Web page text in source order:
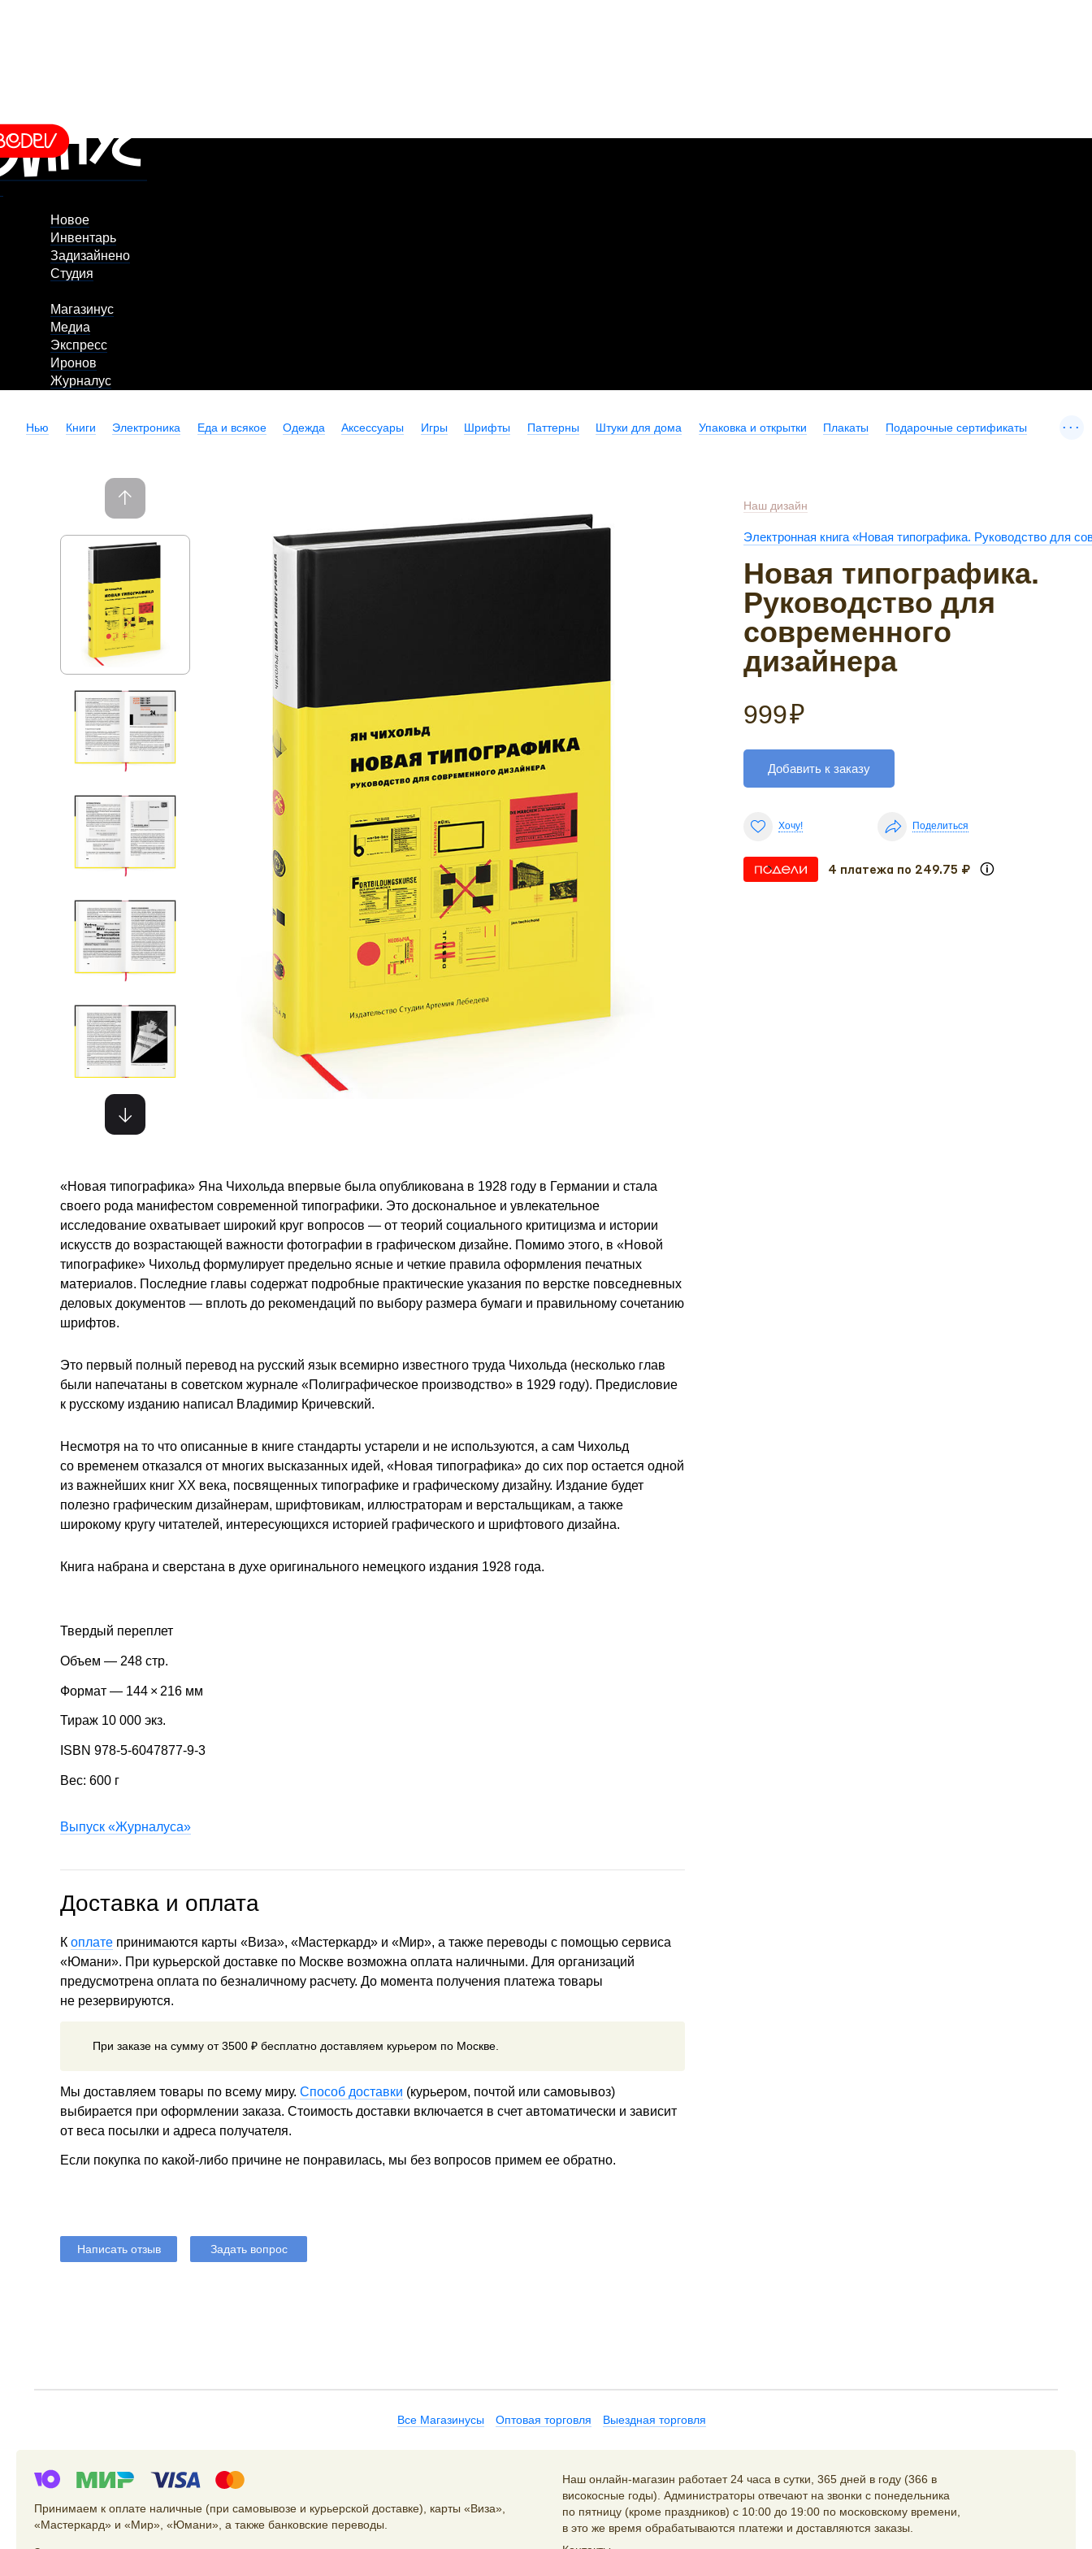
Новое
Инвентарь
Задизайнено
Студия
Магазинус
Медиа
Экспресс
Иронов
Журналус
Нью Книги Электроника Еда и всякое Одежда Аксессуары Игры Шрифты Паттерны Штуки для дома Упаковка и открытки Плакаты Подарочные сертификаты ...
Наш дизайн
Электронная книга «Новая типографика. Руководство для
Новая типографика.
Руководство для
современного
дизайнера
999₽
Добавить к заказу
Хочу! Поделиться
4 платежа по 249.75 ₽
«Новая типографика» Яна Чихольда впервые была опубликована в 1928 году в Германии и стала
своего рода манифестом современной типографики. Это доскональное и увлекательное
исследование охватывает широкий круг вопросов — от теорий социального критицизма и истории
искусств до возрастающей важности фотографии в графическом дизайне. Помимо этого, в «Новой
типографике» Чихольд формулирует предельно ясные и четкие правила оформления печатных
материалов. Последние главы содержат подробные практические указания по верстке повседневных
деловых документов — вплоть до рекомендаций по выбору размера бумаги и правильному сочетанию
шрифтов.
Это первый полный перевод на русский язык всемирно известного труда Чихольда (несколько глав
были напечатаны в советском журнале «Полиграфическое производство» в 1929 году). Предисловие
к русскому изданию написал Владимир Кричевский.
Несмотря на то что описанные в книге стандарты устарели и не используются, а сам Чихольд
со временем отказался от многих высказанных идей, «Новая типографика» до сих пор остается одной
из важнейших книг XX века, посвященных типографике и графическому дизайну. Издание будет
полезно графическим дизайнерам, шрифтовикам, иллюстраторам и верстальщикам, а также
широкому кругу читателей, интересующихся историей графического и шрифтового дизайна.
Книга набрана и сверстана в духе оригинального немецкого издания 1928 года.
Твердый переплет
Объем — 248 стр.
Формат — 144 × 216 мм
Тираж 10 000 экз.
ISBN 978-5-6047877-9-3
Вес: 600 г
Выпуск «Журналуса»
Доставка и оплата
К оплате принимаются карты «Виза», «Мастеркард» и «Мир», а также переводы с помощью сервиса
«Юмани». При курьерской доставке по Москве возможна оплата наличными. Для организаций
предусмотрена оплата по безналичному расчету. До момента получения платежа товары
не резервируются.
При заказе на сумму от 3500 ₽ бесплатно доставляем курьером по Москве.
Мы доставляем товары по всему миру. Способ доставки (курьером, почтой или самовывоз)
выбирается при оформлении заказа. Стоимость доставки включается в счет автоматически и зависит
от веса посылки и адреса получателя.
Если покупка по какой-либо причине не понравилась, мы без вопросов примем ее обратно.
Написать отзыв Задать вопрос
Все Магазинусы Оптовая торговля Выездная торговля
Принимаем к оплате наличные (при самовывозе и курьерской доставке), карты «Виза»,
«Мастеркард» и «Мир», «Юмани», а также банковские переводы.
Наш онлайн-магазин работает 24 часа в сутки, 365 дней в году (366 в
високосные годы). Администраторы отвечают на звонки с понедельника
по пятницу (кроме праздников) с 10:00 до 19:00 по московскому времени,
в это же время обрабатываются платежи и доставляются заказы.